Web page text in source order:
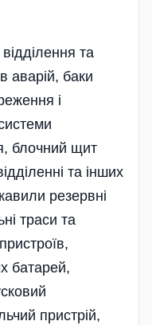
та
аварій, баки
і
блочний щит
та інших
резервні
траси та
батарей,
пристрій,